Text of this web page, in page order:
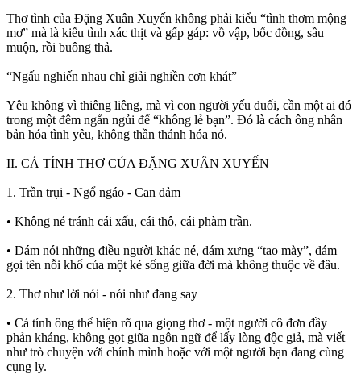
Thơ tình của Đặng Xuân Xuyến không phải kiểu “tình thơm mộng
mơ” mà là kiểu tình xác thịt và gấp gáp: vồ vập, bốc đồng, sầu
muộn, rồi buông thả.
“Ngấu nghiến nhau chỉ giải nghiền cơn khát”
Yêu không vì thiêng liêng, mà vì con người yếu đuối, cần một ai đó
trong một đêm ngắn ngủi để “không lẻ bạn”. Đó là cách ông nhân
bản hóa tình yêu, không thần thánh hóa nó.
II. CÁ TÍNH THƠ CỦA ĐẶNG XUÂN XUYẾN
1. Trần trụi - Ngổ ngáo - Can đảm
• Không né tránh cái xấu, cái thô, cái phàm trần.
• Dám nói những điều người khác né, dám xưng “tao mày”, dám
gọi tên nỗi khổ của một kẻ sống giữa đời mà không thuộc về đâu.
2. Thơ như lời nói - nói như đang say
• Cá tính ông thể hiện rõ qua giọng thơ - một người cô đơn đầy
phản kháng, không gọt giũa ngôn ngữ để lấy lòng độc giả, mà viết
như trò chuyện với chính mình hoặc với một người bạn đang cùng
cụng ly.